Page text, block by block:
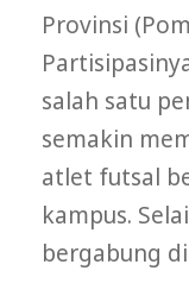
Provinsi
salah satu
semakin
atlet futsal
kampus.
bergabung